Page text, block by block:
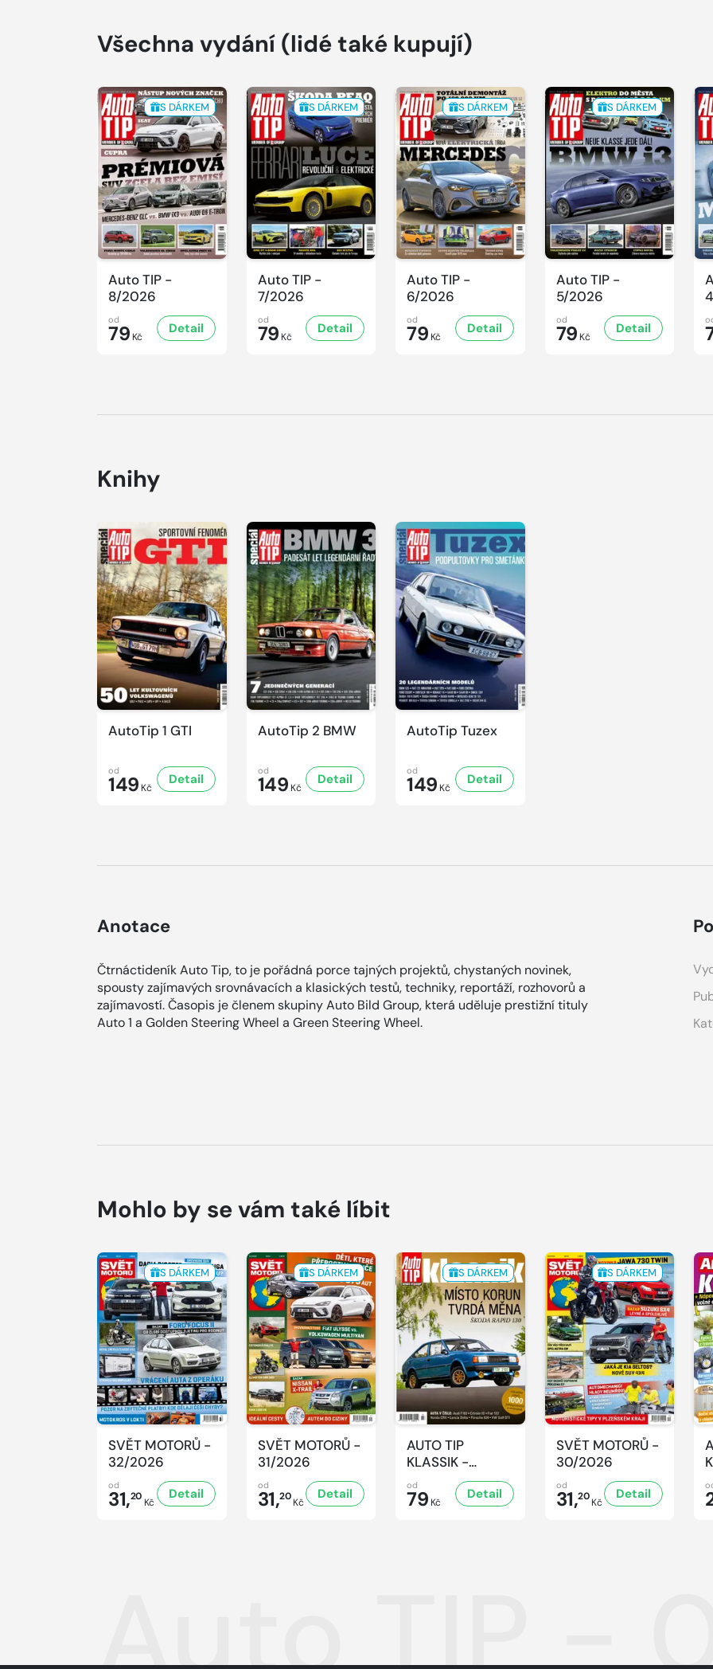
Všechna vydání (lidé také kupují)
S DÁRKEM
Auto TIP -
8/2026
od
79 Kč
Detail
S DÁRKEM
Auto TIP -
7/2026
od
79 Kč
Detail
S DÁRKEM
Auto TIP -
6/2026
od
79 Kč
Detail
S DÁRKEM
Auto TIP -
5/2026
od
79 Kč
Detail
Knihy
AutoTip 1 GTI
od
149 Kč
Detail
AutoTip 2 BMW
od
149 Kč
Detail
AutoTip Tuzex
od
149 Kč
Detail
Anotace
Čtrnáctideník Auto Tip, to je pořádná porce tajných projektů, chystaných novinek,
spousty zajímavých srovnávacích a klasických testů, techniky, reportáží, rozhovorů a
zajímavostí. Časopis je členem skupiny Auto Bild Group, která uděluje prestižní tituly
Auto 1 a Golden Steering Wheel a Green Steering Wheel.
Mohlo by se vám také líbit
S DÁRKEM
SVĚT MOTORŮ -
32/2026
od
31,20 Kč
Detail
S DÁRKEM
SVĚT MOTORŮ -
31/2026
od
31,20Kč
Detail
S DÁRKEM
AUTO TIP
KLASSIK -
7/2026
od
79 Kč
Detail
S DÁRKEM
SVĚT MOTORŮ -
30/2026
od
31,20Kč
Detail
Auto TIP -